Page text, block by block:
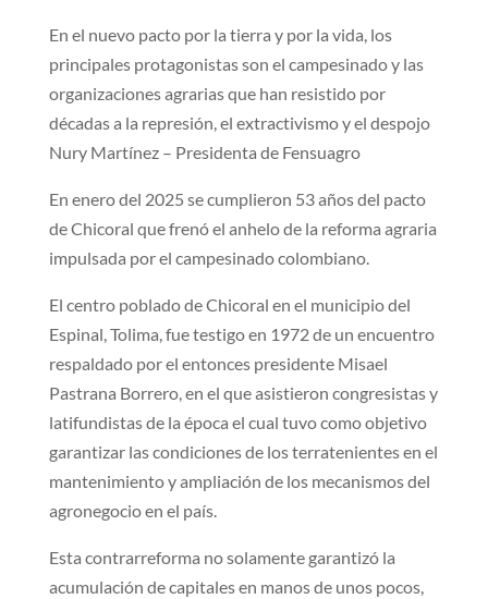
En el nuevo pacto por la tierra y por la vida, los
principales protagonistas son el campesinado y las
organizaciones agrarias que han resistido por
décadas a la represión, el extractivismo y el despojo
Nury Martínez – Presidenta de Fensuagro
En enero del 2025 se cumplieron 53 años del pacto
de Chicoral que frenó el anhelo de la reforma agraria
impulsada por el campesinado colombiano.
El centro poblado de Chicoral en el municipio del
Espinal, Tolima, fue testigo en 1972 de un encuentro
respaldado por el entonces presidente Misael
Pastrana Borrero, en el que asistieron congresistas y
latifundistas de la época el cual tuvo como objetivo
garantizar las condiciones de los terratenientes en el
mantenimiento y ampliación de los mecanismos del
agronegocio en el país.
Esta contrarreforma no solamente garantizó la
acumulación de capitales en manos de unos pocos,